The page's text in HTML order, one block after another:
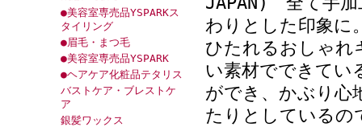
●美容室専売品YSPARKス
タイリング
●眉毛・まつ毛
●美容室専売品YSPARK
●ヘアケア化粧品テタリス
バストケア・ブレストケ
ア
銀髪ワックス
わりとした印象に
ひたれるおしゃれ
い素材でできてい
ができ、かぶり心
たりとしているの